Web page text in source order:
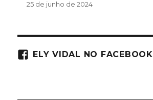
25 de junho de 2024
ELY VIDAL NO FACEBOOK